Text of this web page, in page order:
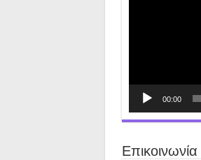
00:00
Επικοινωνία